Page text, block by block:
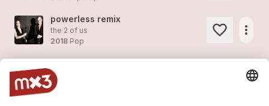
powerless remix
the 2 of us
2018 Pop
more_horiz
the 2 of us
2018
more_horiz